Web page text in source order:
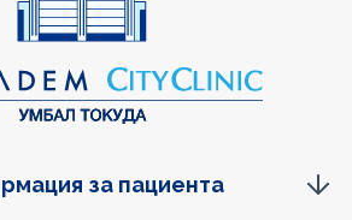
за пациента